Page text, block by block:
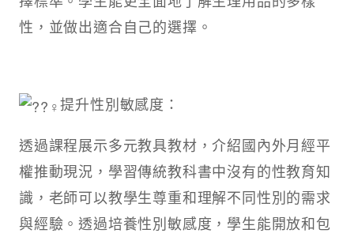
性，並做出適合自己的選擇。
提升性別敏感度：
透過課程展示多元教具教材，介紹國內外月經平
權推動現況，學習傳統教科書中沒有的性教育知
識，老師可以教學生尊重和理解不同性別的需求
與經驗。透過培養性別敏感度，學生能開放和包